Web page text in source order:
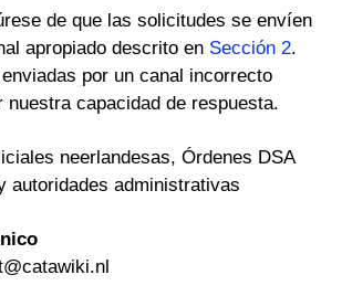
de que las solicitudes se envíen
apropiado descrito en Sección 2.
por un canal incorrecto
nuestra capacidad de respuesta.
neerlandesas, Órdenes DSA
autoridades administrativas